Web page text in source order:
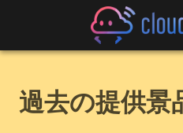
過去の提供景